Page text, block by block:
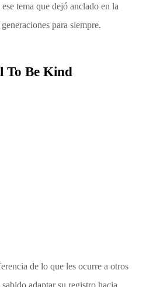
tema que dejó anclado en la
para siempre.
To Be Kind
de lo que les ocurre a otros
adaptar su registro hacia